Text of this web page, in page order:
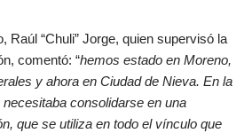
Raúl “Chuli” Jorge, quien supervisó la
comentó: “hemos estado en Moreno,
y ahora en Ciudad de Nieva. En la
consolidarse en una
que se utiliza en todo el vínculo que